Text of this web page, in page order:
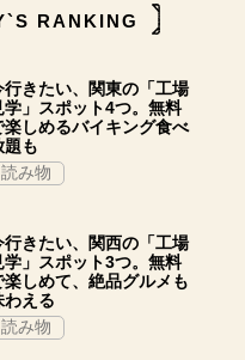
RANKING
行きたい、関東の「工場
学」スポット4つ。無料
楽しめるバイキング食べ
題も
読み物
行きたい、関西の「工場
学」スポット3つ。無料
楽しめて、絶品グルメも
わえる
読み物